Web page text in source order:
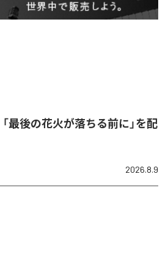
最後の花火が落ちる前に」を配
2026.8.9